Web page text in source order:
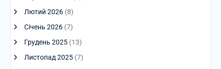
Лютий 2026(8)
Січень 2026(7)
Грудень 2025(13)
Листопад 2025(7)